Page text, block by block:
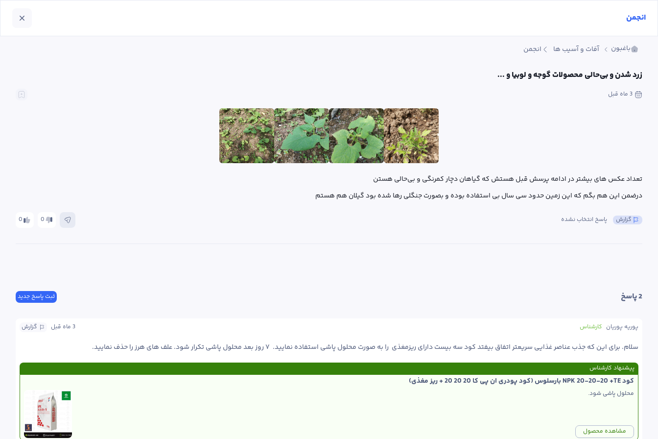
باغبون آفات و آسیب ها انجمن
زرد شدن و بی‌حالی محصولات گوجه و لوبیا و ...
3 ماه قبل
درضمن این هم بگم که این زمین حدود سی سال بی استفاده بوده و بصورت جنگلی رها شده بود گیلان هم هستم
0 0 پاسخ انتخاب نشده گزارش
ثبت پاسخ جدید 2 پاسخ
گزارش 3 ماه قبل کارشناس پوریه پوریان
سلام. برای این که جذب عناصر غذایی سریعتر اتفاق بیفتد کود سه بیست دارای ریزمغذی  را به صورت محلول پاشی استفاده نمایید.  ۷ روز بعد محلول پاشی تکرار شود. علف های هرز را حذف نمایید.
پیشنهاد کارشناس
کود NPK 20-20-20 +TE بارسلوس (کود پودری ان پی کا 20 20 20 + ریز مغذی)
محلول پاشی شود.
مشاهده محصول
انجمن